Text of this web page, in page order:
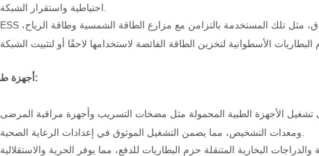
ESS على نطاق الشبكة: تستخدم مشاريع تخزين الطاقة واسعة النطاق، مثل تلك المستخدمة بالتزامن مع مزارع الطاقة الشمسية وطاقة الرياح،
أجهزة طبية:
تشغيل الأجهزة الطبية المحمولة مثل مضخات التسريب وأجهزة مراقبة المرضى
البخارية المتنقلة حزم البطاريات للدفع، مما يوفر الحرية والاستقلالية